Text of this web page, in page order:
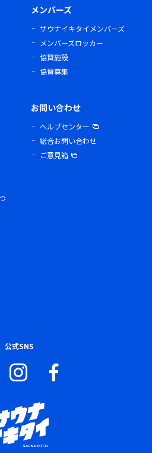
メンバーズ
サウナイキタイメンバーズ
メンバーズロッカー
協賛施設
協賛募集
お問い合わせ
ヘルプセンター
総合お問い合わせ
ご意見箱
公式SNS